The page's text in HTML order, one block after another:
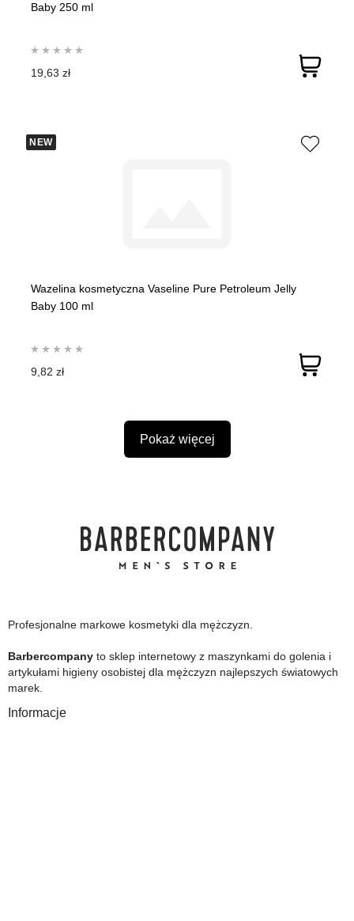
Baby 250 ml
19,63 zł
NEW
Wazelina kosmetyczna Vaseline Pure Petroleum Jelly
Baby 100 ml
9,82 zł
Pokaż więcej
Profesjonalne markowe kosmetyki dla mężczyzn.
Barbercompany to sklep internetowy z maszynkami do golenia i
artykułami higieny osobistej dla mężczyzn najlepszych światowych
marek.
Informacje